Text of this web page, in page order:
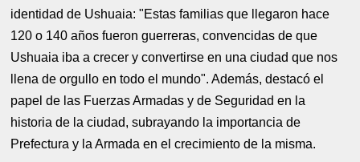
identidad de Ushuaia: "Estas familias que llegaron hace
120 o 140 años fueron guerreras, convencidas de que
Ushuaia iba a crecer y convertirse en una ciudad que nos
llena de orgullo en todo el mundo". Además, destacó el
papel de las Fuerzas Armadas y de Seguridad en la
historia de la ciudad, subrayando la importancia de
Prefectura y la Armada en el crecimiento de la misma.